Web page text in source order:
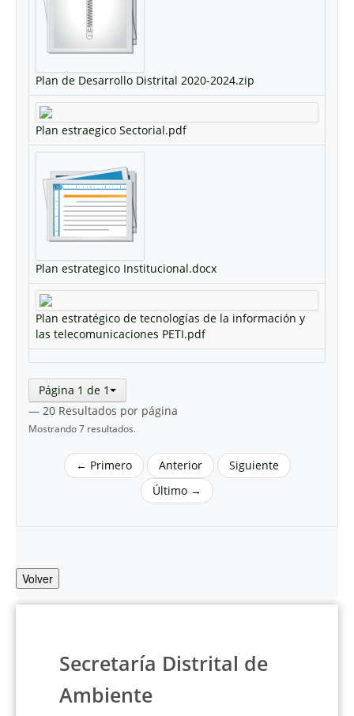
Plan de Desarrollo Distrital 2020-2024.zip
Plan estraegico Sectorial.pdf
Plan estrategico Institucional.docx
Plan estratégico de tecnologías de la información y
las telecomunicaciones PETI.pdf
Página 1 de 1
— 20 Resultados por página
Mostrando 7 resultados.
← Primero Anterior
Siguiente
Último →
Volver
Secretaría Distrital de
Ambiente